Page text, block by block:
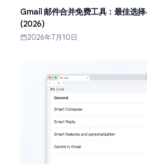
Gmail 邮件合并免费工具：最佳选
(2026)
2026年7月10日